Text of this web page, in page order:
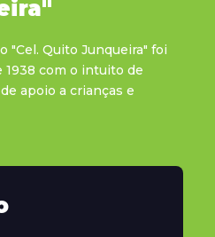
"Cel. Quito Junqueira" foi
1938 com o intuito de
apoio a crianças e